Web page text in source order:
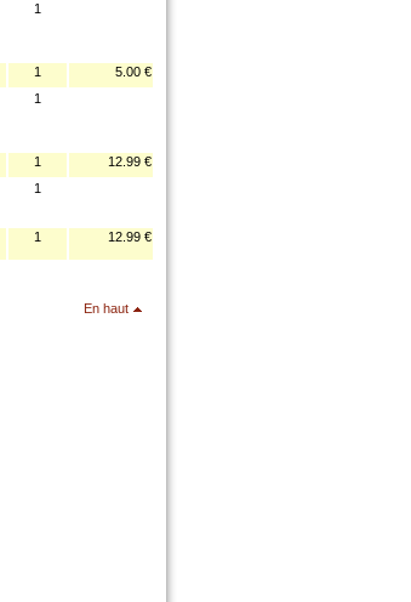
1
1
5.00 €
1
1
12.99 €
1
1 12.99 €
En haut